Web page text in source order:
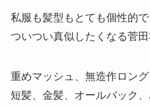
私服も髪型もとても個性的
ついつい真似したくなる菅田
重めマッシュ、無造作ロング
短髪、金髪、オールバック